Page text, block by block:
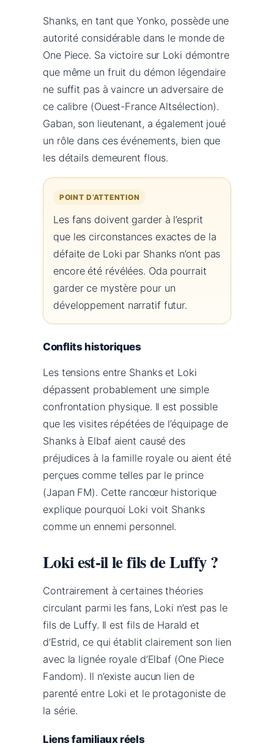
Shanks, en tant que Yonko, possède une
autorité considérable dans le monde de
One Piece. Sa victoire sur Loki démontre
que même un fruit du démon légendaire
ne suffit pas à vaincre un adversaire de
ce calibre (Ouest-France Altsélection).
Gaban, son lieutenant, a également joué
un rôle dans ces événements, bien que
les détails demeurent flous.
POINT D’ATTENTION
Les fans doivent garder à l’esprit
que les circonstances exactes de la
défaite de Loki par Shanks n’ont pas
encore été révélées. Oda pourrait
garder ce mystère pour un
développement narratif futur.
Conflits historiques
Les tensions entre Shanks et Loki
dépassent probablement une simple
confrontation physique. Il est possible
que les visites répétées de l’équipage de
Shanks à Elbaf aient causé des
préjudices à la famille royale ou aient été
perçues comme telles par le prince
(Japan FM). Cette rancœur historique
explique pourquoi Loki voit Shanks
comme un ennemi personnel.
Loki est-il le fils de Luffy ?
Contrairement à certaines théories
circulant parmi les fans, Loki n’est pas le
fils de Luffy. Il est fils de Harald et
d’Estrid, ce qui établit clairement son lien
avec la lignée royale d’Elbaf (One Piece
Fandom). Il n’existe aucun lien de
parenté entre Loki et le protagoniste de
la série.
Liens familiaux réels